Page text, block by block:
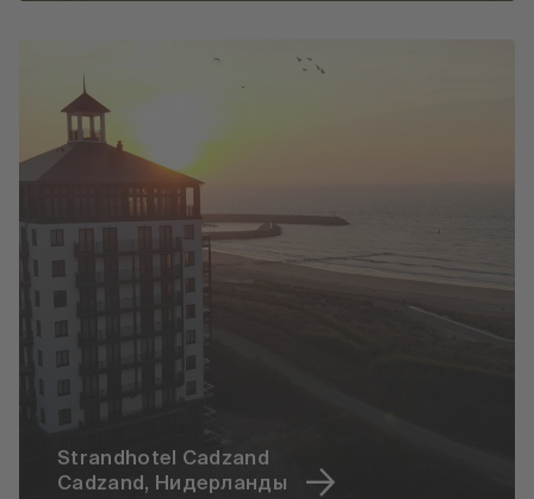
Strandhotel Cadzand
Cadzand, Нидерланды